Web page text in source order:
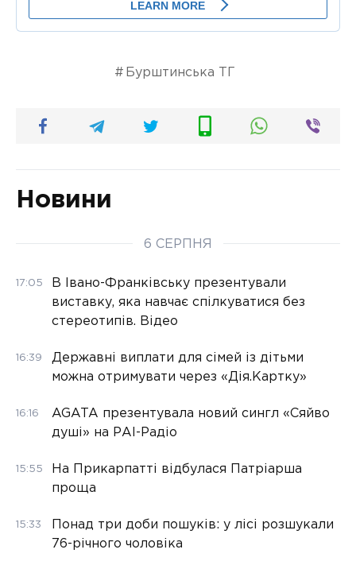
Бурштинська ТГ
Новини
6 СЕРПНЯ
17:05
В Івано-Франківську презентували
виставку, яка навчає спілкуватися без
стереотипів. Відео
16:39
Державні виплати для сімей із дітьми
можна отримувати через «Дія.Картку»
16:16
AGATA презентувала новий сингл «Сяйво
душі» на РАІ-Радіо
15:55
На Прикарпатті відбулася Патріарша
проща
15:33
Понад три доби пошуків: у лісі розшукали
76-річного чоловіка